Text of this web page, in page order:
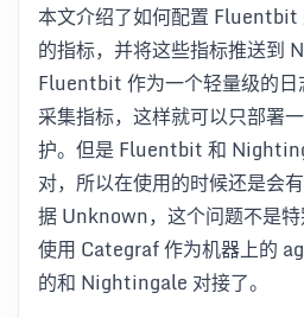
本文介绍了如何配置
的指标，并将这些指标推送到
Fluentbit 作为一个轻量级的日
采集指标，这样就可以只部署
护。但是 Fluentbit 和
对，所以在使用的时候还是会
据 Unknown，这个问题不是
使用 Categraf 作为机器上的
的和 Nightingale 对接了。